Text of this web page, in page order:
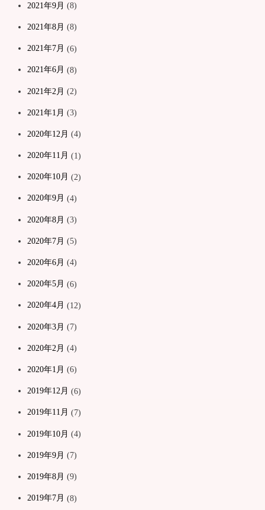
2021年9月 (8)
2021年8月 (8)
2021年7月 (6)
2021年6月 (8)
2021年2月 (2)
2021年1月 (3)
2020年12月 (4)
2020年11月 (1)
2020年10月 (2)
2020年9月 (4)
2020年8月 (3)
2020年7月 (5)
2020年6月 (4)
2020年5月 (6)
2020年4月 (12)
2020年3月 (7)
2020年2月 (4)
2020年1月 (6)
2019年12月 (6)
2019年11月 (7)
2019年10月 (4)
2019年9月 (7)
2019年8月 (9)
2019年7月 (8)